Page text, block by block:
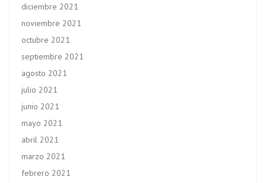
diciembre 2021
noviembre 2021
octubre 2021
septiembre 2021
agosto 2021
julio 2021
junio 2021
mayo 2021
abril 2021
marzo 2021
febrero 2021